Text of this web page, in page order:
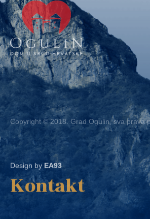
Copyright © 2018. Grad Ogulin, sva prava
Design by EA93
Kontakt